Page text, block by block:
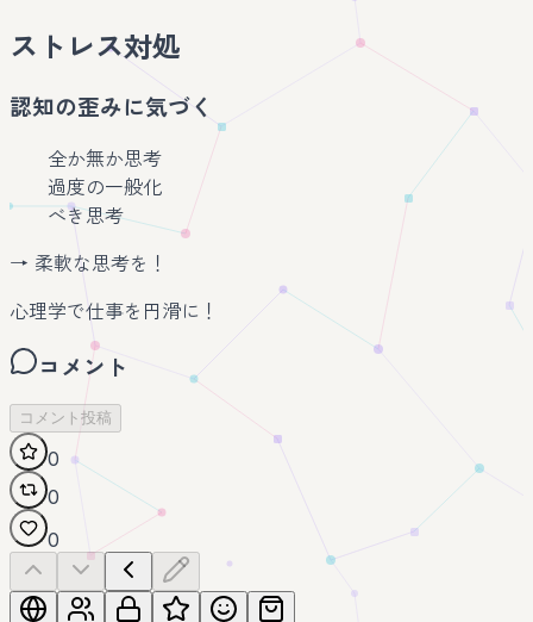
ストレス対処
認知の歪みに気づく
全か無か思考
過度の一般化
べき思考
→ 柔軟な思考を！
心理学で仕事を円滑に！
コメント
コメント投稿
0
0
0